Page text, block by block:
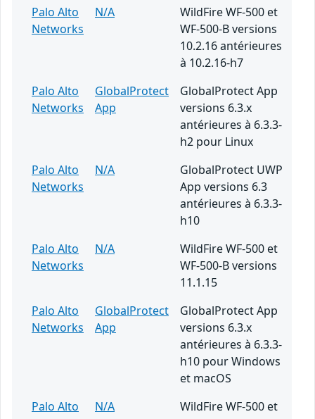
Palo Alto
Networks
N/A
WildFire WF-500 et
WF-500-B versions
10.2.16 antérieures
à 10.2.16-h7
Palo Alto
Networks
GlobalProtect
App
GlobalProtect App
versions 6.3.x
antérieures à 6.3.3-
h2 pour Linux
Palo Alto
Networks
N/A
GlobalProtect UWP
App versions 6.3
antérieures à 6.3.3-
h10
Palo Alto
Networks
N/A
WildFire WF-500 et
WF-500-B versions
11.1.15
Palo Alto
Networks
GlobalProtect
App
GlobalProtect App
versions 6.3.x
antérieures à 6.3.3-
h10 pour Windows
et macOS
Palo Alto
N/A
WildFire WF-500 et